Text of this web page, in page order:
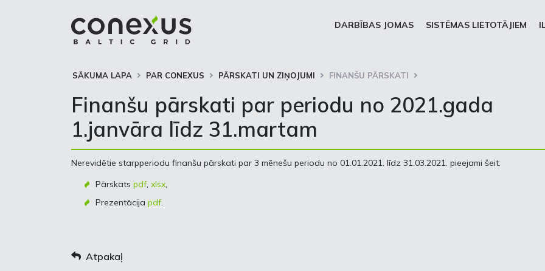
DARBĪBAS JOMAS SISTĒMAS LIETOTĀJIEM
SĀKUMA LAPA PAR CONEXUS PĀRSKATI UN ZIŅOJUMI FINANŠU PĀRSKATI
Finanšu pārskati par periodu no 2021.gada
1.janvāra līdz 31.martam
Nerevidētie starpperiodu finanšu pārskati par 3 mēnešu periodu no 01.01.2021. līdz 31.03.2021. pieejami šeit:
Pārskats pdf, xlsx,
Prezentācija pdf.
Atpakaļ